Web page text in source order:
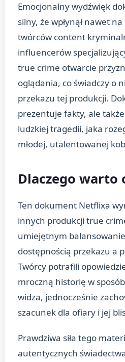
Emocjonalny wydźwięk
silny, że wpłynął nawet
twórców content
influencerów
true crime otwarcie
oglądania, co świadczy o
przekazu tej produkcji.
prezentuje fakty, ale także
ludzkiej tragedii, jaka
młodej, utalentowanej
Dlaczego warto
Ten dokument Netflixa
innych produkcji true
umiejętnym
dostępnością przekazu a
Twórcy potrafili
mroczną historię w
widza, jednocześnie
szacunek dla ofiary i jej
Prawdziwa siła tego
autentycznych